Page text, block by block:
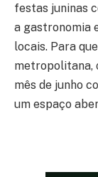
festas juninas
a gastronomia
locais. Para
metropolitana,
mês de junho
um espaço